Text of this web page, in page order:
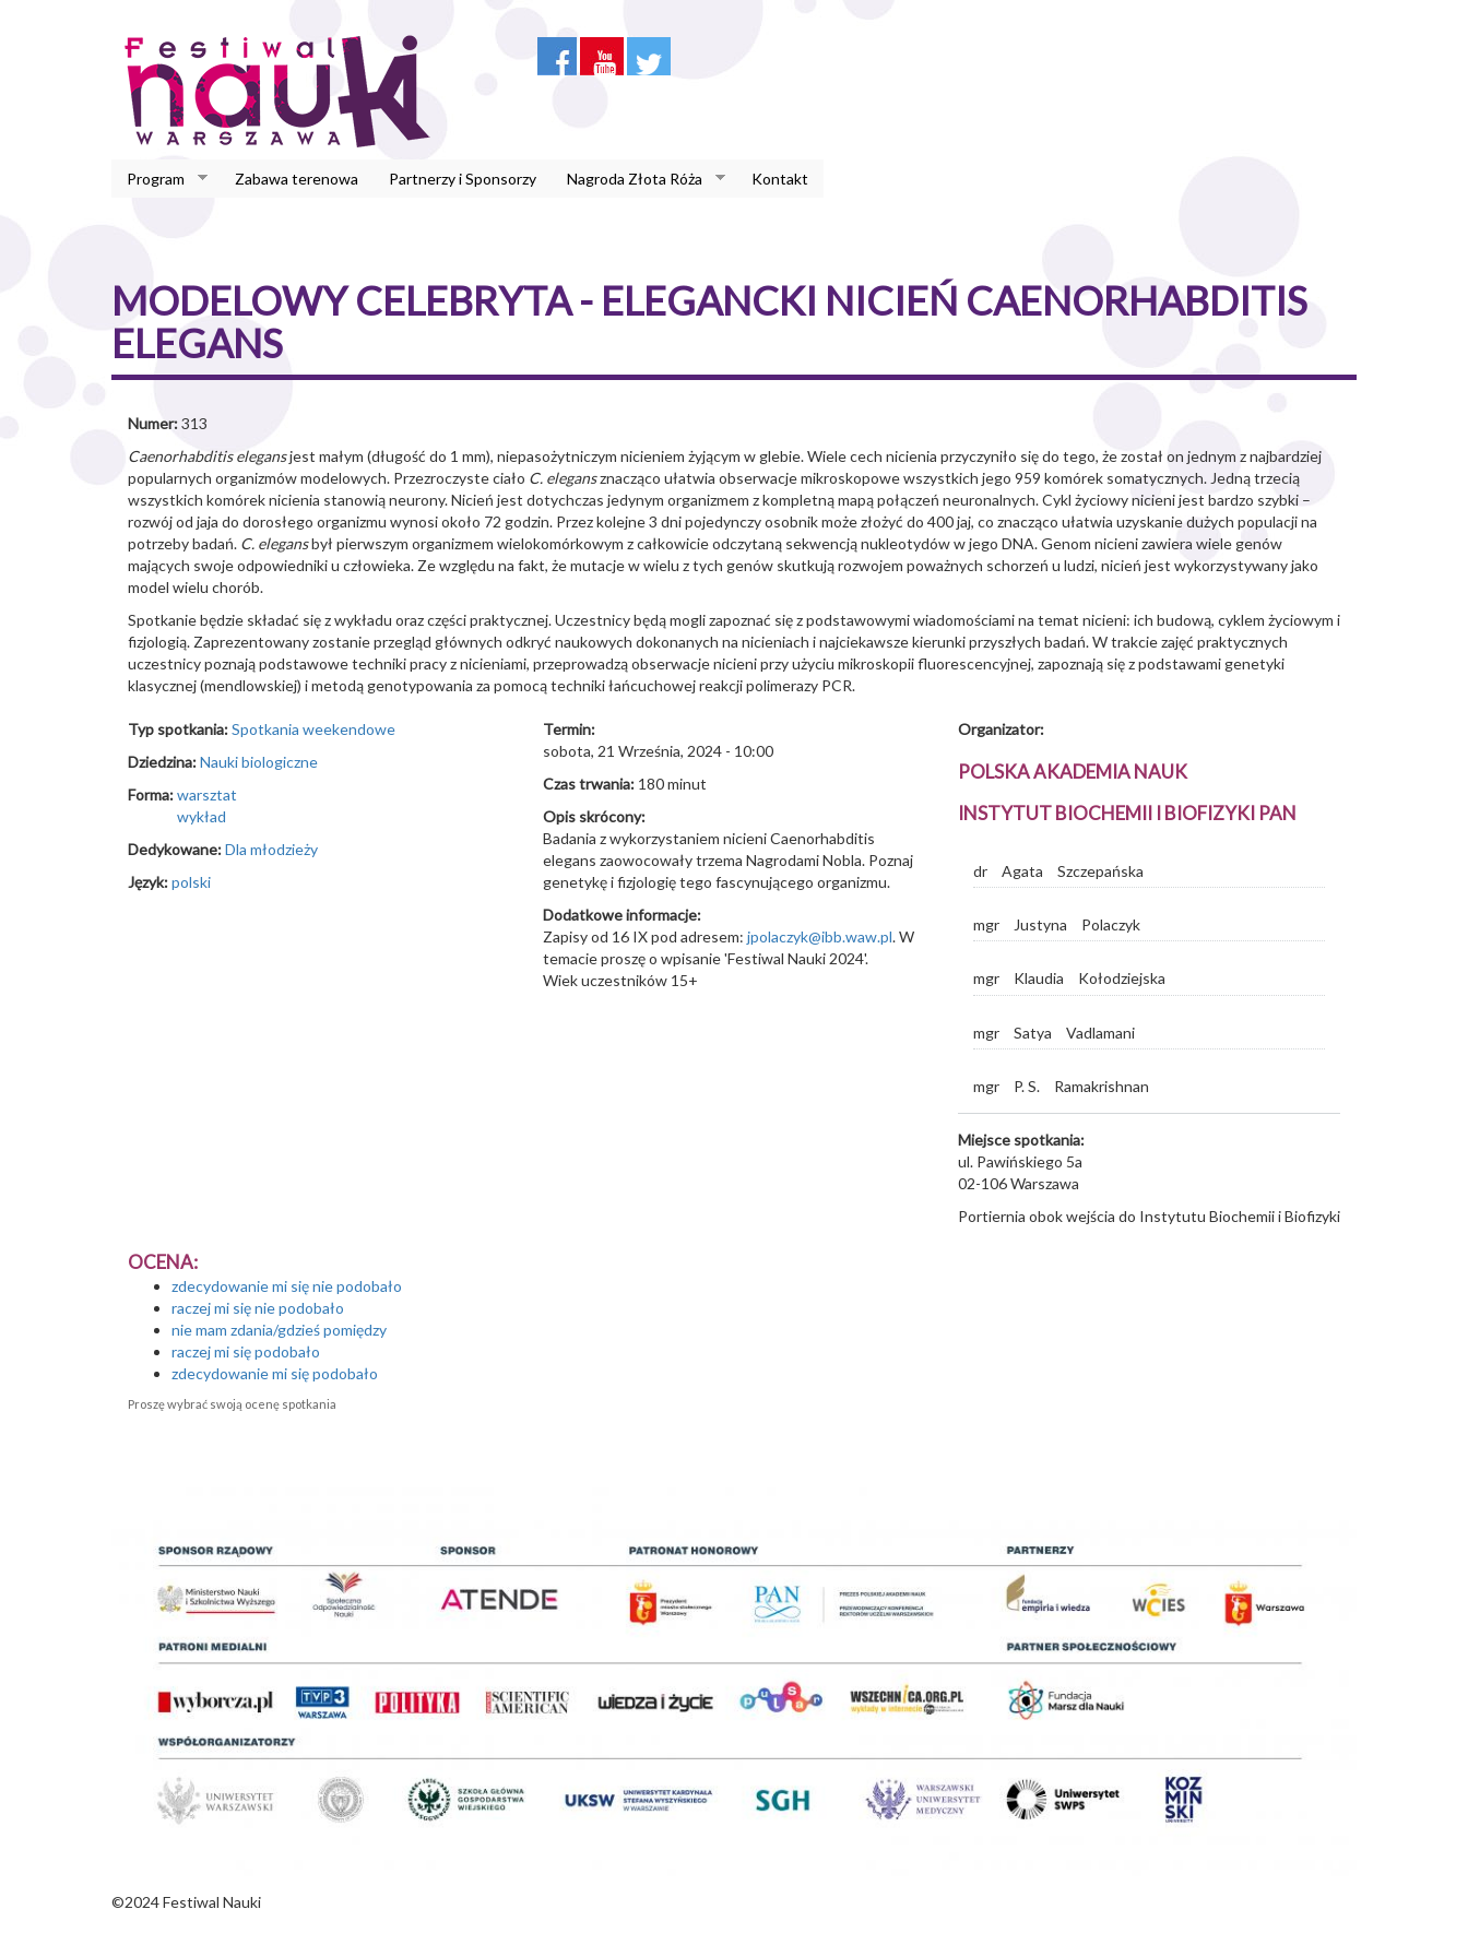
Program Zabawa terenowa Partnerzy i Sponsorzy Nagroda Złota Róża Kontakt
MODELOWY CELEBRYTA - ELEGANCKI NICIEŃ CAENORHABDITIS
ELEGANS
Numer:313
Caenorhabditis elegansjest małym (długość do 1 mm), niepasożytniczym nicieniem żyjącym w glebie. Wiele cech nicienia przyczyniło się do tego, że został on jednym z najbardziej
popularnych organizmów modelowych. Przezroczyste ciało C. elegansznacząco ułatwia obserwacje mikroskopowe wszystkich jego 959 komórek somatycznych. Jedną trzecią
wszystkich komórek nicienia stanowią neurony. Nicień jest dotychczas jedynym organizmem z kompletną mapą połączeń neuronalnych. Cykl życiowy nicieni jest bardzo szybki –
rozwój od jaja do dorosłego organizmu wynosi około 72 godzin. Przez kolejne 3 dni pojedynczy osobnik może złożyć do 400 jaj, co znacząco ułatwia uzyskanie dużych populacji na
potrzeby badań. C. elegansbył pierwszym organizmem wielokomórkowym z całkowicie odczytaną sekwencją nukleotydów w jego DNA. Genom nicieni zawiera wiele genów
mających swoje odpowiedniki u człowieka. Ze względu na fakt, że mutacje w wielu z tych genów skutkują rozwojem poważnych schorzeń u ludzi, nicień jest wykorzystywany jako
model wielu chorób.
Spotkanie będzie składać się z wykładu oraz części praktycznej. Uczestnicy będą mogli zapoznać się z podstawowymi wiadomościami na temat nicieni: ich budową, cyklem życiowym i
fizjologią. Zaprezentowany zostanie przegląd głównych odkryć naukowych dokonanych na nicieniach i najciekawsze kierunki przyszłych badań. W trakcie zajęć praktycznych
uczestnicy poznają podstawowe techniki pracy z nicieniami, przeprowadzą obserwacje nicieni przy użyciu mikroskopii fluorescencyjnej, zapoznają się z podstawami genetyki
klasycznej (mendlowskiej) i metodą genotypowania za pomocą techniki łańcuchowej reakcji polimerazy PCR.
Typ spotkania:Spotkania weekendowe
Dziedzina:Nauki biologiczne
Forma:warsztat
wykład
Dedykowane:Dla młodzieży
Język:polski
Termin:
sobota, 21 Września, 2024 - 10:00
Czas trwania: 180 minut
Opis skrócony:
Badania z wykorzystaniem nicieni Caenorhabditis
elegans zaowocowały trzema Nagrodami Nobla. Poznaj
genetykę i fizjologię tego fascynującego organizmu.
Dodatkowe informacje:
Zapisy od 16 IX pod adresem: jpolaczyk@ibb.waw.pl. W
temacie proszę o wpisanie 'Festiwal Nauki 2024'.
Wiek uczestników 15+
Organizator:
POLSKA AKADEMIA NAUK
INSTYTUT BIOCHEMII I BIOFIZYKI PAN
dr Agata Szczepańska
mgr Justyna Polaczyk
mgr Klaudia Kołodziejska
mgr Satya Vadlamani
mgr P. S. Ramakrishnan
Miejsce spotkania:
ul. Pawińskiego 5a
02-106Warszawa
Portiernia obok wejścia do Instytutu Biochemii i Biofizyki
OCENA:
zdecydowanie mi się nie podobało
raczej mi się nie podobało
nie mam zdania/gdzieś pomiędzy
raczej mi się podobało
zdecydowanie mi się podobało
Proszę wybrać swoją ocenę spotkania
©2024 Festiwal Nauki